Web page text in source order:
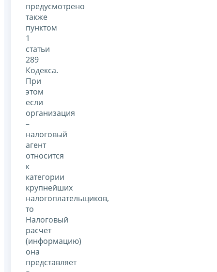
предусмотрено
также
пунктом
1
статьи
289
Кодекса.
При
этом
если
организация
–
налоговый
агент
относится
к
категории
крупнейших
налогоплательщиков,
то
Налоговый
расчет
(информацию)
она
представляет